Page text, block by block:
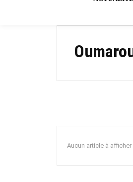
Aucun article à afficher